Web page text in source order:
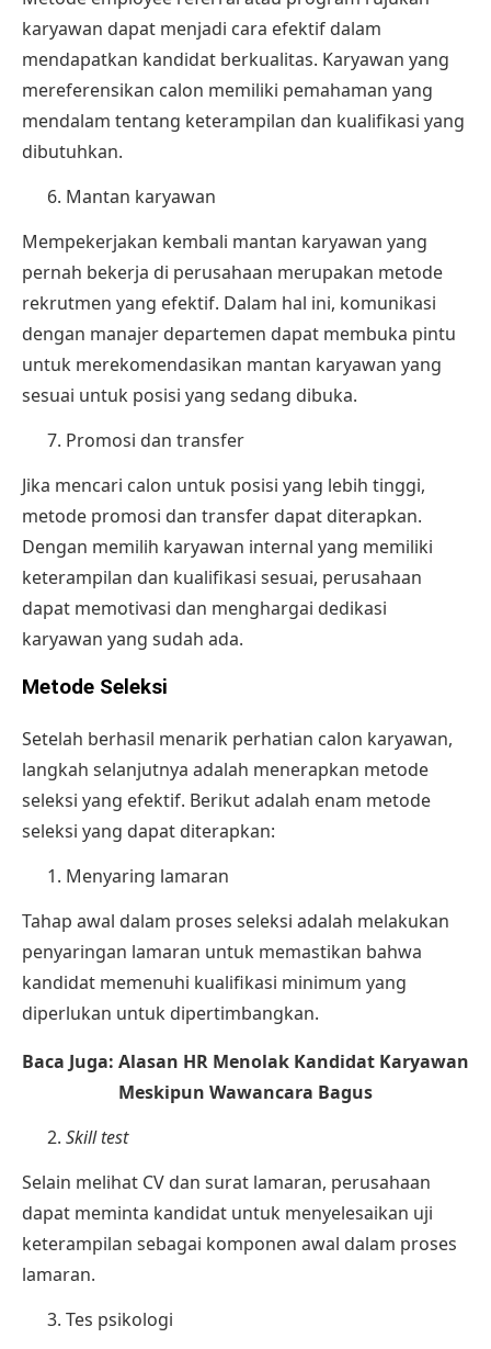
karyawan dapat menjadi cara efektif dalam
mendapatkan kandidat berkualitas. Karyawan yang
mereferensikan calon memiliki pemahaman yang
mendalam tentang keterampilan dan kualifikasi yang
dibutuhkan.
Mantan karyawan
Mempekerjakan kembali mantan karyawan yang
pernah bekerja di perusahaan merupakan metode
rekrutmen yang efektif. Dalam hal ini, komunikasi
dengan manajer departemen dapat membuka pintu
untuk merekomendasikan mantan karyawan yang
sesuai untuk posisi yang sedang dibuka.
Promosi dan transfer
Jika mencari calon untuk posisi yang lebih tinggi,
metode promosi dan transfer dapat diterapkan.
Dengan memilih karyawan internal yang memiliki
keterampilan dan kualifikasi sesuai, perusahaan
dapat memotivasi dan menghargai dedikasi
karyawan yang sudah ada.
Metode Seleksi
Setelah berhasil menarik perhatian calon karyawan,
langkah selanjutnya adalah menerapkan metode
seleksi yang efektif. Berikut adalah enam metode
seleksi yang dapat diterapkan:
Menyaring lamaran
Tahap awal dalam proses seleksi adalah melakukan
penyaringan lamaran untuk memastikan bahwa
kandidat memenuhi kualifikasi minimum yang
diperlukan untuk dipertimbangkan.
Baca Juga: Alasan HR Menolak Kandidat Karyawan
Meskipun Wawancara Bagus
Skill test
Selain melihat CV dan surat lamaran, perusahaan
dapat meminta kandidat untuk menyelesaikan uji
keterampilan sebagai komponen awal dalam proses
lamaran.
Tes psikologi